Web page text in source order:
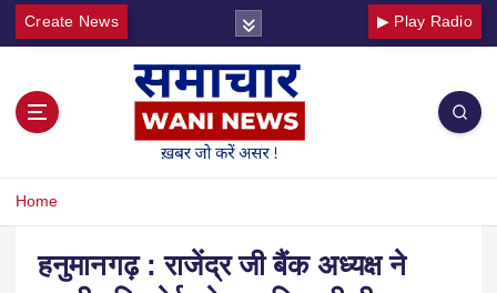
Create News ▶ Play Radio
Home
हनुमानगढ़ : राजेंद्र जी बैंक अध्यक्ष ने